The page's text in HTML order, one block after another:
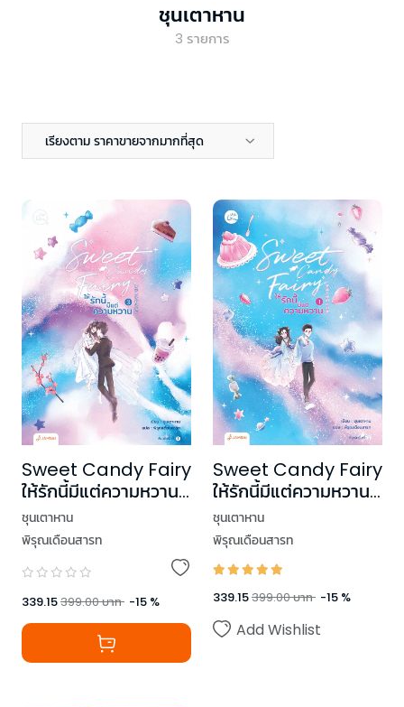
ชุนเตาหาน
3 รายการ
เรียงตาม ราคาขายจากมากที่สุด
Sweet Candy Fairy
ให้รักนี้มีแต่ความหวาน
เล่ม 3 (เล่มจบ)
ชุนเตาหาน
พิรุณเดือนสารท
339.15399.00บาท -15 %
Sweet Candy Fairy
ให้รักนี้มีแต่ความหวาน
เล่ม 1
ชุนเตาหาน
พิรุณเดือนสารท
339.15399.00บาท -15 %
Add Wishlist